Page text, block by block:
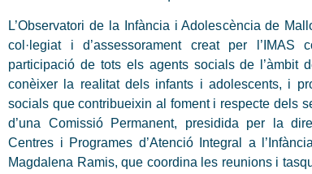
L’Observatori de la Infància i Adolescència de
col·legiat i d’assessorament creat per
participació de tots els agents socials de l’àmbit
conèixer la realitat dels infants i adolescents, i
socials que contribueixin al foment i respecte dels
d’una Comissió Permanent, presidida per la
Centres i Programes d’Atenció Integral a
Magdalena Ramis, que coordina les reunions i